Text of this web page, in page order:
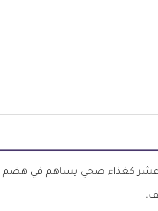
عشر كغذاء صحي يساهم في هضم